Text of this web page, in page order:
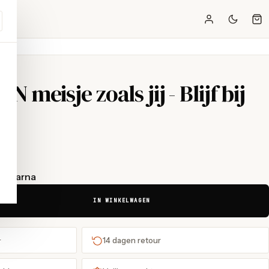
‘N meisje zoals jij - Blijf bij
Klarna
IN WINKELWAGEN
14 dagen retour